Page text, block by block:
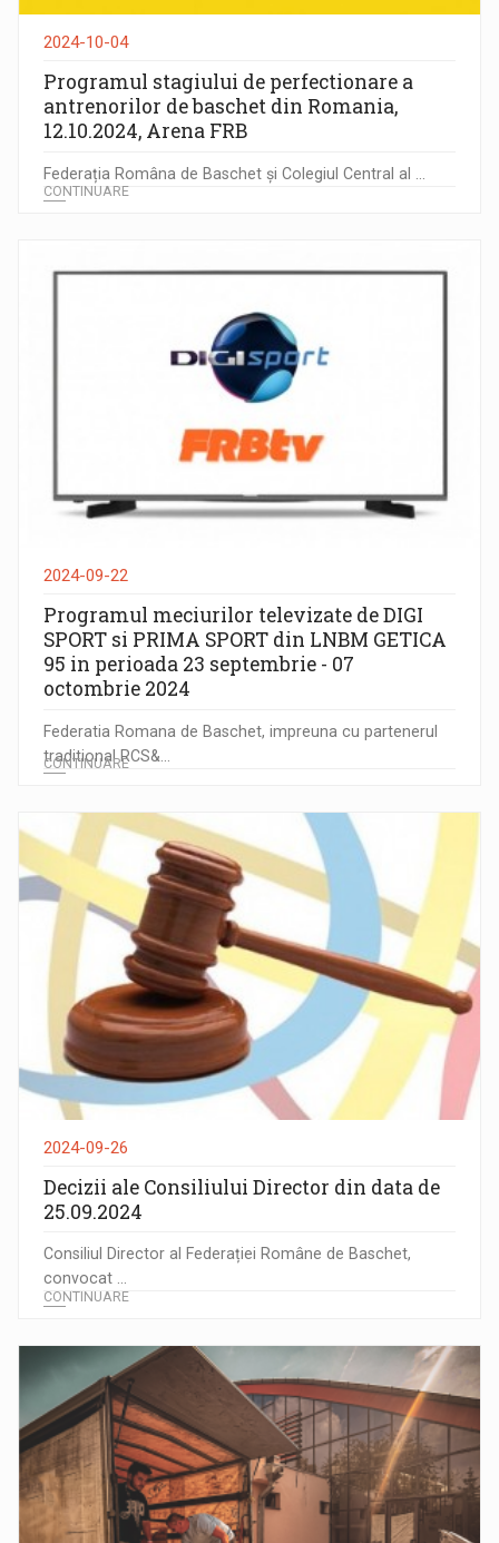
2024-10-04
Programul stagiului de perfectionare a
antrenorilor de baschet din Romania,
12.10.2024, Arena FRB
Federația Româna de Baschet și Colegiul Central al ...
CONTINUARE
2024-09-22
Programul meciurilor televizate de DIGI
SPORT si PRIMA SPORT din LNBM GETICA
95 in perioada 23 septembrie - 07
octombrie 2024
Federatia Romana de Baschet, impreuna cu partenerul
traditional RCS&...
CONTINUARE
2024-09-26
Decizii ale Consiliului Director din data de
25.09.2024
Consiliul Director al Federației Române de Baschet,
convocat ...
CONTINUARE